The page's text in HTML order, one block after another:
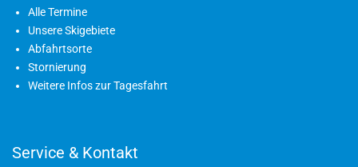
Alle Termine
Unsere Skigebiete
Abfahrtsorte
Stornierung
Weitere Infos zur Tagesfahrt
Service & Kontakt